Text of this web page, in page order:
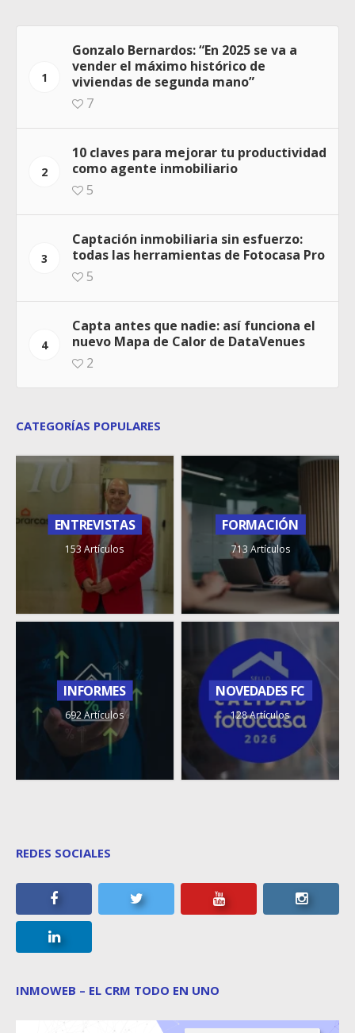
1
Gonzalo Bernardos: “En 2025 se va a
vender el máximo histórico de
viviendas de segunda mano”
7
2
10 claves para mejorar tu productividad
como agente inmobiliario
5
3
Captación inmobiliaria sin esfuerzo:
todas las herramientas de Fotocasa Pro
5
4
Capta antes que nadie: así funciona el
nuevo Mapa de Calor de DataVenues
2
CATEGORÍAS POPULARES
ENTREVISTAS
153 Artículos
FORMACIÓN
713 Artículos
INFORMES
692 Artículos
NOVEDADES FC
128 Artículos
REDES SOCIALES
INMOWEB – EL CRM TODO EN UNO